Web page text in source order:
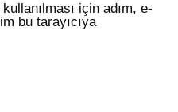
için adım, e-
bu tarayıcıya